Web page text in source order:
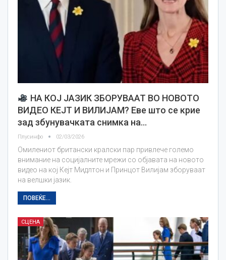
НА КОЈ ЈАЗИК ЗБОРУВААТ ВО НОВОТО
ВИДЕО КЕЈТ И ВИЛИЈАМ? Еве што се крие
зад збунувачката снимка на…
Плусинфо 02/03/2026
Омилениот британски кралски пар привлече големо
внимание на социјалните мрежи со објавата на новото
видео на кој Кејт Мидлтон и Принцот Вилијам зборуваат
на велшки јазик.
ПОВЕЌЕ...
СЦЕНА